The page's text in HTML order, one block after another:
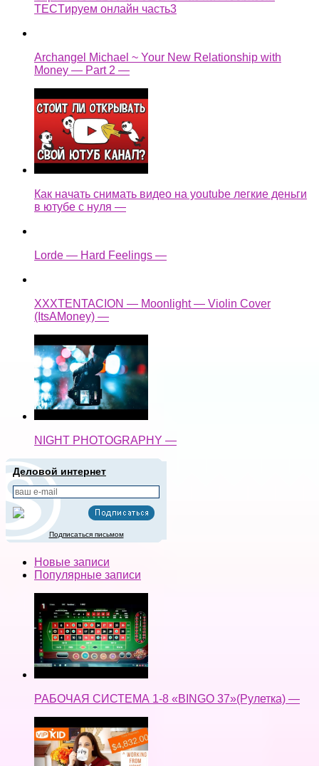
TECTируем онлайн часть3
Archangel Michael ~ Your New Relationship with
Money — Part 2 —
Как начать снимать видео на youtube легкие деньги
в ютубе с нуля —
Lorde — Hard Feelings —
XXXTENTACION — Moonlight — Violin Cover
(ItsAMoney) —
NIGHT PHOTOGRAPHY —
Деловой интернет
Подписаться письмом
Новые записи
Популярные записи
РАБОЧАЯ СИСТЕМА 1-8 «BINGO 37»(Рулетка) —